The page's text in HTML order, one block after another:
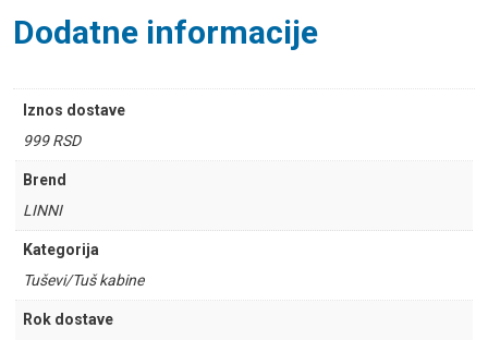
Dodatne informacije
Iznos dostave
999 RSD
Brend
LINNI
Kategorija
Tuševi/Tuš kabine
Rok dostave